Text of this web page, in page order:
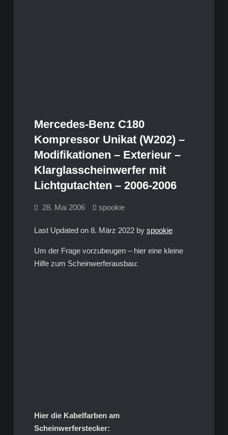
Mercedes-Benz C180
Kompressor Unikat (W202) –
Modifikationen – Exterieur –
Klarglasscheinwerfer mit
Lichtgutachten – 2006-2006
28. Mai 2006 spookie
Last Updated on 8. März 2022 by spookie
Um der Frage vorzubeugen – hier eine kleine
Hilfe zum Scheinwerferausbau:
Hier die Kabelfarben am
Scheinwerferstecker: